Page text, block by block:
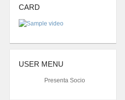
CARD
USER MENU
Presenta Socio